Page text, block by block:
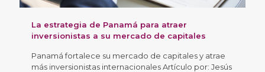
La estrategia de Panamá para atraer
inversionistas a su mercado de capitales
Panamá fortalece su mercado de capitales y atrae
más inversionistas internacionales Artículo por: Jesús